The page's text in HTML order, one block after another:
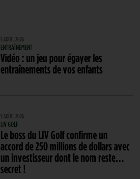
5 AOÛT. 2026
ENTRAÎNEMENT
Vidéo : un jeu pour égayer les
entraînements de vos enfants
5 AOÛT. 2026
LIV GOLF
Le boss du LIV Golf confirme un
accord de 250 millions de dollars avec
un investisseur dont le nom reste…
secret !